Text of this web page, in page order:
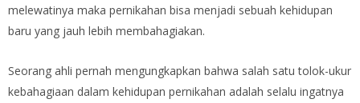
melewatinya maka pernikahan bisa menjadi sebuah kehidupan
baru yang jauh lebih membahagiakan.
Seorang ahli pernah mengungkapkan bahwa salah satu tolok-ukur
kebahagiaan dalam kehidupan pernikahan adalah selalu ingatnya